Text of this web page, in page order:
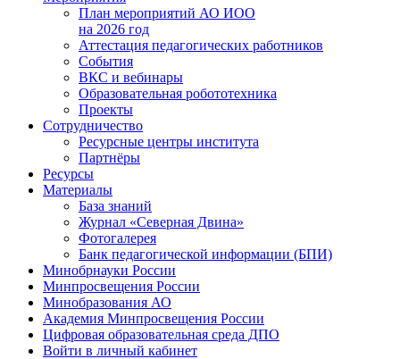
План мероприятий АО ИОО
на 2026 год
Аттестация педагогических работников
События
ВКС и вебинары
Образовательная робототехника
Проекты
Сотрудничество
Ресурсные центры института
Партнёры
Ресурсы
Материалы
База знаний
Журнал «Северная Двина»
Фотогалерея
Банк педагогической информации (БПИ)
Минобрнауки России
Минпросвещения России
Минобразования АО
Академия Минпросвещения России
Цифровая образовательная среда ДПО
Войти в личный кабинет